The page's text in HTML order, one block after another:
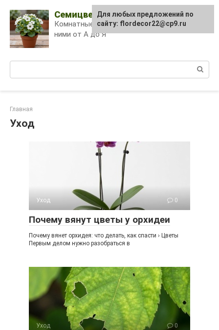
content
Семицветик
Комнатные растения и уход за
ними от А до Я
Главная
Уход
Уход 0
Почему вянут цветы у орхидеи
Почему вянет орхидея: что делать, как спасти › Цветы
Первым делом нужно разобраться в
Уход 0
Для любых предложений по
сайту: flordecor22@cp9.ru